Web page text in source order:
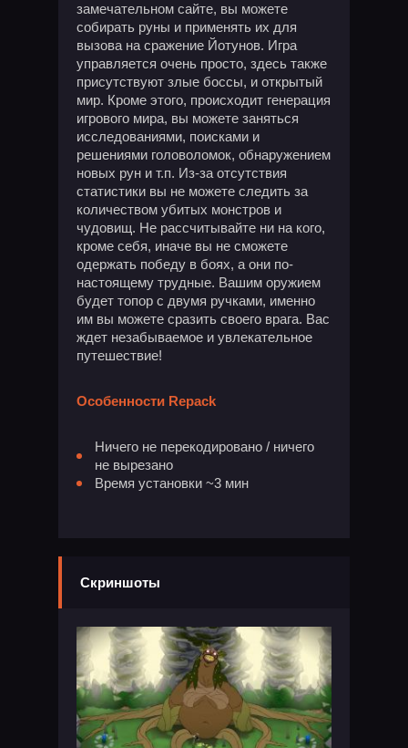
замечательном сайте, вы можете
собирать руны и применять их для
вызова на сражение Йотунов. Игра
управляется очень просто, здесь также
присутствуют злые боссы, и открытый
мир. Кроме этого, происходит генерация
игрового мира, вы можете заняться
исследованиями, поисками и
решениями головоломок, обнаружением
новых рун и т.п. Из-за отсутствия
статистики вы не можете следить за
количеством убитых монстров и
чудовищ. Не рассчитывайте ни на кого,
кроме себя, иначе вы не сможете
одержать победу в боях, а они по-
настоящему трудные. Вашим оружием
будет топор с двумя ручками, именно
им вы можете сразить своего врага. Вас
ждет незабываемое и увлекательное
путешествие!
Особенности Repack
Ничего не перекодировано / ничего
не вырезано
Время установки ~3 мин
Скриншоты